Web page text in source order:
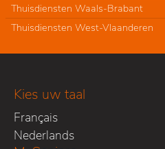
Thuisdiensten Waals-Brabant
Thuisdiensten West-Vlaanderen
Kies uw taal
Français
Nederlands